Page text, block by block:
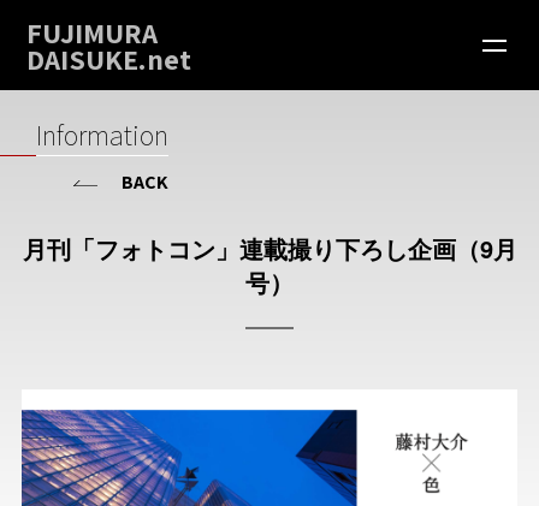
FUJIMURA
DAISUKE.net
Information
BACK
月刊「フォトコン」連載撮り下ろし企画（9月
号）